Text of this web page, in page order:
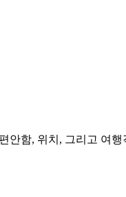
안함, 위치, 그리고 여